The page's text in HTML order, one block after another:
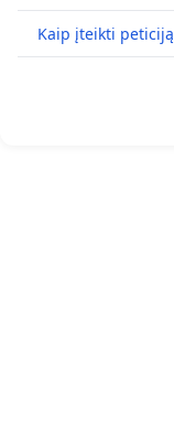
Kaip įteikti peticiją